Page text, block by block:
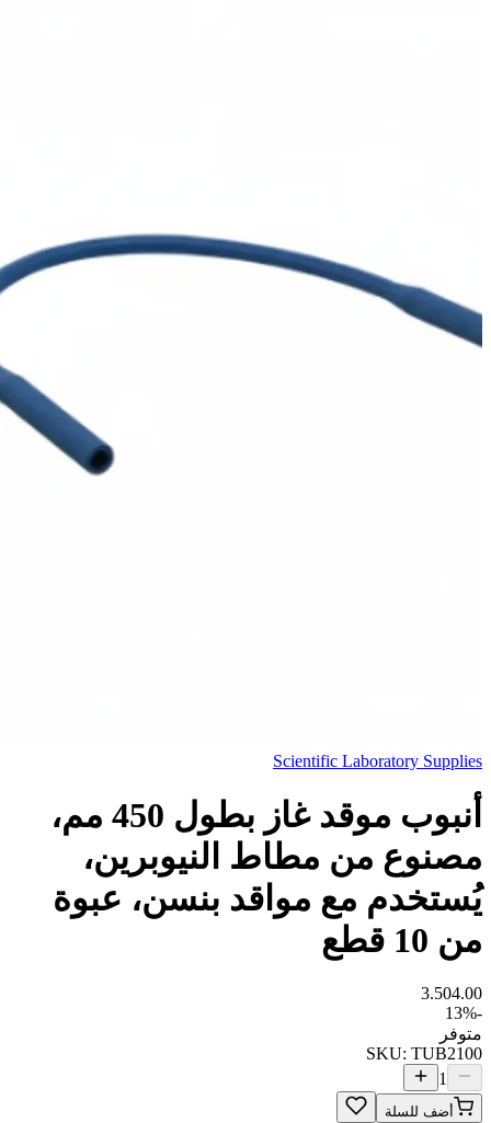
Scientific Laboratory Supplies
أنبوب موقد غاز بطول 450 مم،
مصنوع من مطاط النيوبرين،
يُستخدم مع مواقد بنسن، عبوة
من 10 قطع
3.504.00
13%
متوفر
SKU:TUB2100
أضف للسلة